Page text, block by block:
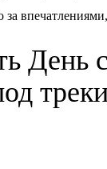
за
День